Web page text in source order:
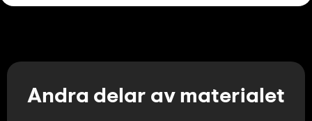
Andra delar av materialet